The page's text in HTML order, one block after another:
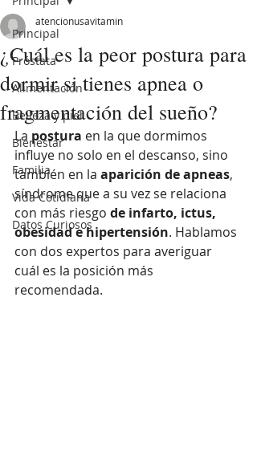
Principal
Próstata
Alimentación
Belleza y piel
Bienestar
Familia
Vida Cotidiana
Datos Curiosos
¿Cuál es la peor postura para
dormir si tienes apnea o
fragmentación del sueño?
atencionusavitamin
La postura en la que dormimos
influye no solo en el descanso, sino
también en la aparición de apneas,
síndrome que a su vez se relaciona
con más riesgo de infarto, ictus,
obesidad e hipertensión. Hablamos
con dos expertos para averiguar
cuál es la posición más
recomendada.